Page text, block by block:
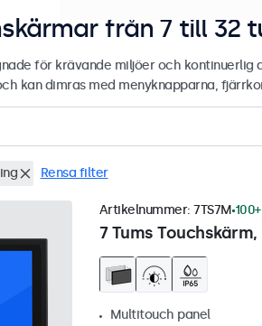
från 7 till 32
för krävande miljöer och kontinuerlig
kan dimras med menyknapparna,
Rensa filter
7 Tums
Artikelnummer: 7TS7M
Multitouch panel